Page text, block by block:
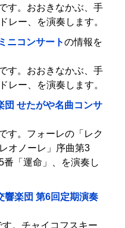
す。おおきなかぶ、手
レー、を演奏します。
ニコンサートの情報を
す。おおきなかぶ、手
レー、を演奏します。
団 せたがや名曲コンサ
す。フォーレの「レク
オノーレ」序曲第3
「運命」、を演奏し
響楽団 第6回定期演奏
。チャイコフスキー